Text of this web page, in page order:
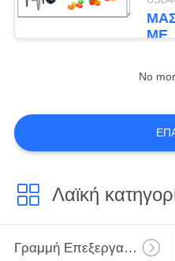
μηχανή
Γραμμή
ψωμιού
ΜΕ
No
Λαϊκή
Γραμμή Επεξεργασίας Μπισκότων